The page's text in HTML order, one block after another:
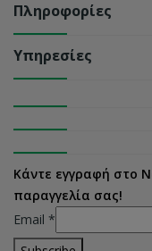
Πληροφορίες
Υπηρεσίες
Κάντε εγγραφή στο
παραγγελία σας!
Email *